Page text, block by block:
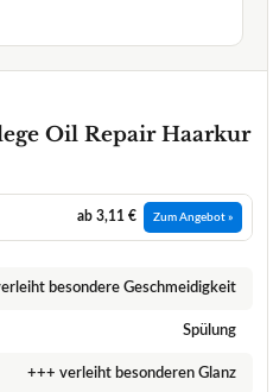
Oil Repair Haarkur
ab 3,11 € Zum Angebot »
besondere Geschmeidigkeit
Spülung
+++ verleiht besonderen Glanz